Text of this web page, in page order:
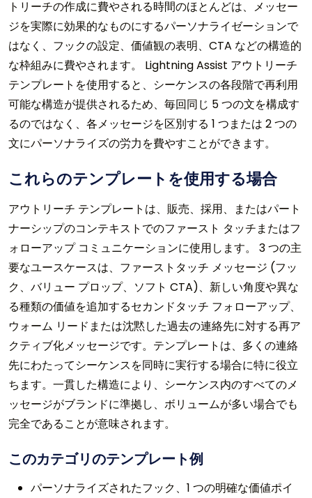
トリーチの作成に費やされる時間のほとんどは、メッセー
ジを実際に効果的なものにするパーソナライゼーションで
はなく、フックの設定、価値観の表明、CTA などの構造的
な枠組みに費やされます。 Lightning Assist アウトリーチ
テンプレートを使用すると、シーケンスの各段階で再利用
可能な構造が提供されるため、毎回同じ 5 つの文を構成す
るのではなく、各メッセージを区別する 1 つまたは 2 つの
文にパーソナライズの労力を費やすことができます。
これらのテンプレートを使用する場合
アウトリーチ テンプレートは、販売、採用、またはパート
ナーシップのコンテキストでのファースト タッチまたはフ
ォローアップ コミュニケーションに使用します。 3 つの主
要なユースケースは、ファーストタッチ メッセージ (フッ
ク、バリュー プロップ、ソフト CTA)、新しい角度や異な
る種類の価値を追加するセカンドタッチ フォローアップ、
ウォーム リードまたは沈黙した過去の連絡先に対する再ア
クティブ化メッセージです。テンプレートは、多くの連絡
先にわたってシーケンスを同時に実行する場合に特に役立
ちます。一貫した構造により、シーケンス内のすべてのメ
ッセージがブランドに準拠し、ボリュームが多い場合でも
完全であることが意味されます。
このカテゴリのテンプレート例
パーソナライズされたフック、1 つの明確な価値ポイ